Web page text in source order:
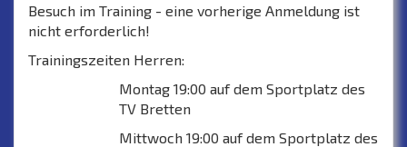
Besuch im Training - eine vorherige Anmeldung ist
nicht erforderlich!
Trainingszeiten Herren:
Montag 19:00 auf dem Sportplatz des
TV Bretten
Mittwoch 19:00 auf dem Sportplatz des